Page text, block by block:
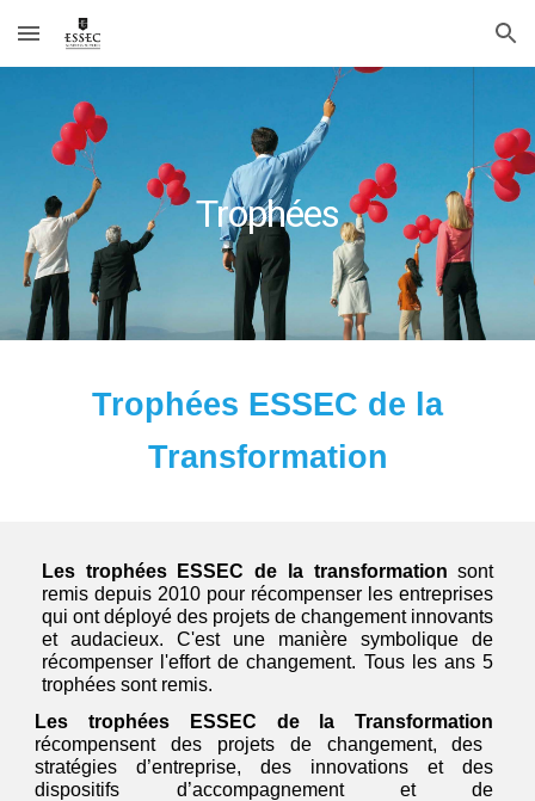
Skip to main content Skip to navigation
Trophées
Trophées ESSEC de la
Transformation
Les trophées ESSEC de la transformation sont
remis depuis 2010 pour récompenser les entreprises
qui ont déployé des projets de changement innovants
et audacieux. C'est une manière symbolique de
récompenser l'effort de changement. Tous les ans 5
trophées sont remis.
Les trophées ESSEC de la Transformation
récompensent des projets de changement, des
stratégies d’entreprise, des innovations et des
dispositifs d’accompagnement et de